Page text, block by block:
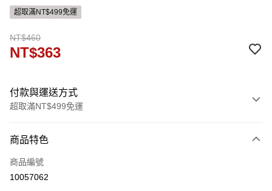
超取滿NT$499免運
NT$460
NT$363
付款與運送方式
超取滿NT$499免運
信用卡一次付款
ATM付款
商品特色
商品編號
10057062